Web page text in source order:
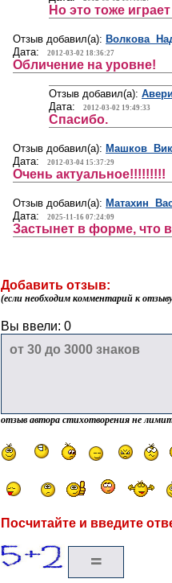
Но это тоже
Отзыв добавил(а): Волкова
Дата:
2012-03-02 18:36:27
Обличение на уровне!
Отзыв добавил(а):
Дата:
2012-03-02 19:49:33
Спасибо.
Отзыв добавил(а): Машков
Дата:
2012-03-04 15:37:29
Очень актуальное!!!!!!!!!
Отзыв добавил(а): Матахин
Дата:
2025-11-16 07:24:09
Застынет в форме, что
Добавить отзыв:
(если необходим комментарий к
Вы ввели: 0
отзыв автора стихотворения не
Посчитайте и введите